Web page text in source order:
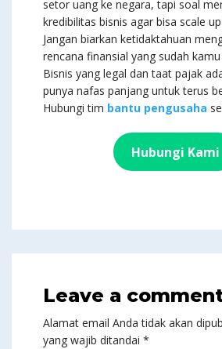
setor uang ke negara, tapi soal
kredibilitas bisnis agar bisa scale
Jangan biarkan ketidaktahuan
rencana finansial yang sudah
Bisnis yang legal dan taat pajak
punya nafas panjang untuk terus
Hubungi tim bantu pengusaha
Hubungi Kami
Leave a
Alamat email Anda tidak akan
yang wajib ditandai *